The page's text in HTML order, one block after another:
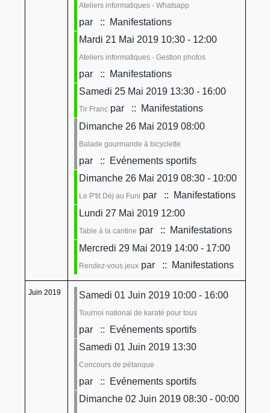
Ateliers informatiques - Whatsapp
par
:: Manifestations
Mardi 21 Mai 2019 10:30 - 12:00
Ateliers informatiques - Gestion photos
par
:: Manifestations
Samedi 25 Mai 2019 13:30 - 16:00
Tir Francpar
:: Manifestations
Dimanche 26 Mai 2019 08:00
Balade gourmande à bicyclette
par
:: Evénements sportifs
Dimanche 26 Mai 2019 08:30 - 10:00
Le P'tit Déj au Funi par
:: Manifestations
Lundi 27 Mai 2019 12:00
Table à la cantine par
:: Manifestations
Mercredi 29 Mai 2019 14:00 - 17:00
Rendez-vous jeuxpar :: Manifestations
Juin 2019 Samedi 01 Juin 2019 10:00 - 16:00
Tournoi national de karaté pour tous
par
:: Evénements sportifs
Samedi 01 Juin 2019 13:30
Concours de pétanque
par
:: Evénements sportifs
Dimanche 02 Juin 2019 08:30 - 00:00